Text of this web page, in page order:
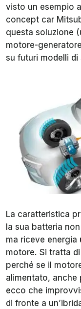
visto un esempio
concept car
questa soluzione
motore-
su futuri modelli di
La caratteristica
la sua batteria
ma riceve energia
motore. Si tratta
perché se il
alimentato, anche
ecco che
di fronte a